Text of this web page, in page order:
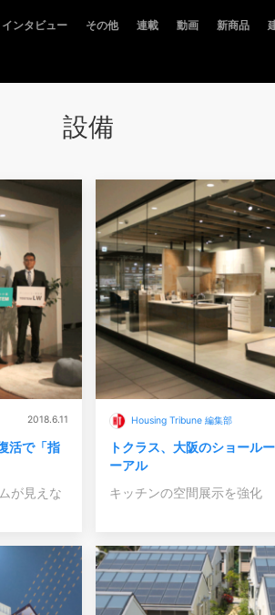
インタビュー その他 連載 動画 新商品
設備
2018.6.11
活で「指
が見えな
Housing Tribune 編集部
トクラス、大阪のショール
ーアル
キッチンの空間展示を強化